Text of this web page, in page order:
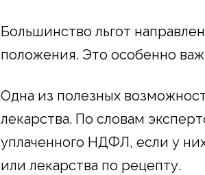
Большинство льгот
положения. Это особенно
Одна из полезных
лекарства. По словам
уплаченного НДФЛ, если у
или лекарства по рецепту.